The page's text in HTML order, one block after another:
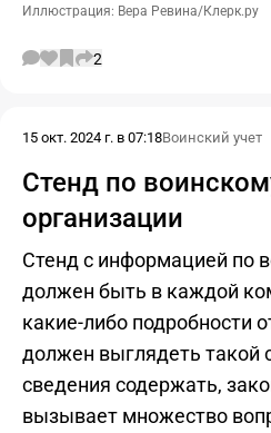
Иллюстрация: Вера Ревина/Клерк.ру
2
15 окт. 2024 г. в 07:18Воинский учет
Стенд по
организации
Стенд с информацией по
должен быть в каждой
какие-либо подробности
должен выглядеть такой
сведения содержать,
вызывает множество